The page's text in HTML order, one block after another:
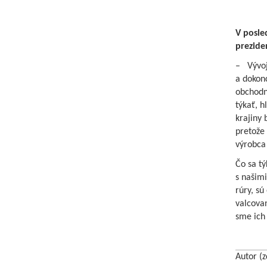
V
– Vývoj
a
týkať,
krajiny
pretože
Čo sa
s
rúry, sú
sme
Autor